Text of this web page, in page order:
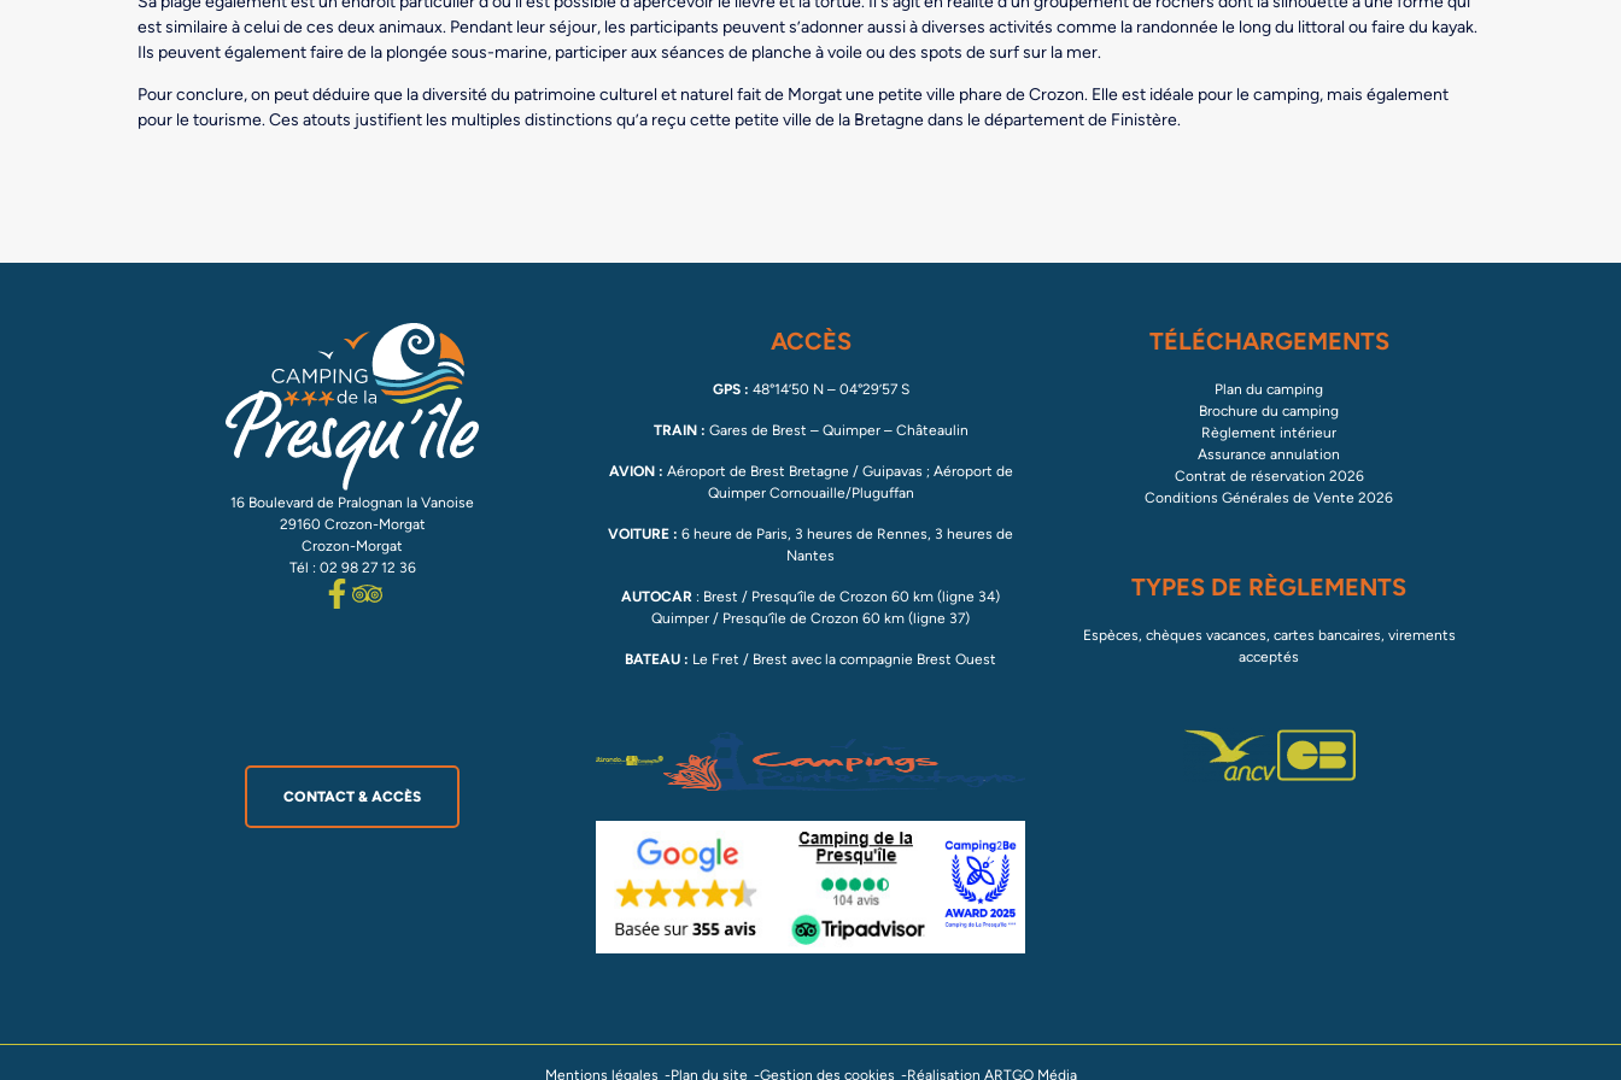
est similaire à celui de ces deux animaux. Pendant leur séjour, les participants peuvent s’adonner aussi à diverses activités comme la randonnée le long du littoral ou faire du kayak.
Ils peuvent également faire de la plongée sous-marine, participer aux séances de planche à voile ou des spots de surf sur la mer.
Pour conclure, on peut déduire que la diversité du patrimoine culturel et naturel fait de Morgat une petite ville phare de Crozon. Elle est idéale pour le camping, mais également
pour le tourisme. Ces atouts justifient les multiples distinctions qu’a reçu cette petite ville de la Bretagne dans le département de Finistère.
16 Boulevard de Pralognan la Vanoise
29160 Crozon-Morgat
Crozon-Morgat
Tél : 02 98 27 12 36
CONTACT & ACCÈS
ACCÈS
GPS : 48°14’50 N – 04°29’57 S
TRAIN : Gares de Brest – Quimper – Châteaulin
AVION : Aéroport de Brest Bretagne / Guipavas ; Aéroport de
Quimper Cornouaille/Pluguffan
VOITURE : 6 heure de Paris, 3 heures de Rennes, 3 heures de
Nantes
AUTOCAR : Brest / Presqu’île de Crozon 60 km (ligne 34)
Quimper / Presqu’île de Crozon 60 km (ligne 37)
BATEAU : Le Fret / Brest avec la compagnie Brest Ouest
TÉLÉCHARGEMENTS
Plan du camping
Brochure du camping
Règlement intérieur
Assurance annulation
Contrat de réservation 2026
Conditions Générales de Vente 2026
TYPES DE RÈGLEMENTS
Espèces, chèques vacances, cartes bancaires, virements
acceptés
Mentions légales Plan du site Gestion des cookies Réalisation ARTGO Média